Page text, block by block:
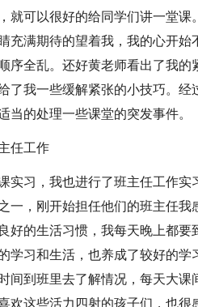
就可以很好的给同学们讲一堂
充满期待的望着我，我的心开
序全乱。还好黄老师看出了我
了我一些缓解紧张的小技巧。
当的处理一些课堂的突发事件。
任工作
实习，我也进行了班主任工作
一，刚开始担任他们的班主任
好的生活习惯，我每天晚上都
学习和生活，也养成了较好的
间到班里去了解情况，每天大课
欢这些活力四射的孩子们，也很